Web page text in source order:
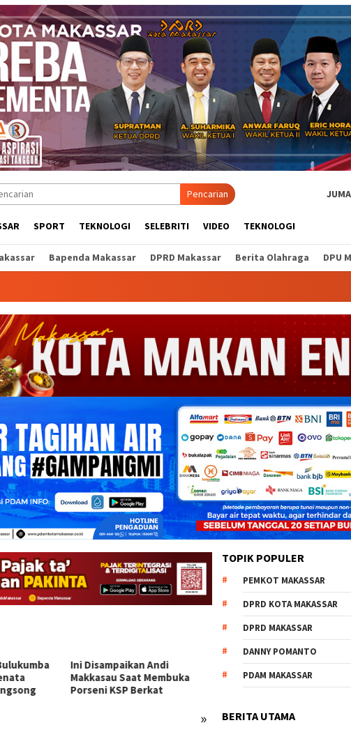
Pencarian
SPORT TEKNOLOGI SELEBRITI VIDEO TEKNOLOGI
Bapenda Makassar DPRD Makassar Berita Olahraga DPU
»
Andi
Saat Membuka
KSP Berkat
TOPIK POPULER
PEMKOT MAKASSAR
DPRD KOTA MAKASSAR
DPRD MAKASSAR
DANNY POMANTO
PDAM MAKASSAR
BERITA UTAMA